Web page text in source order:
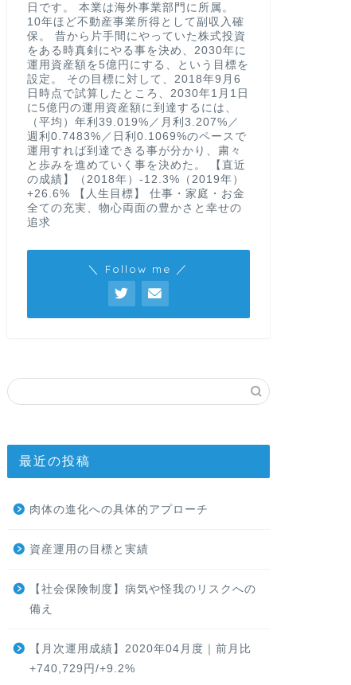
日です。 本業は海外事業部門に所属。
10年ほど不動産事業所得として副収入確
保。 昔から片手間にやっていた株式投資
をある時真剣にやる事を決め、2030年に
運用資産額を5億円にする、という目標を
設定。 その目標に対して、2018年9月6
日時点で試算したところ、2030年1月1日
に5億円の運用資産額に到達するには、
（平均）年利39.019%／月利3.207%／
週利0.7483%／日利0.1069%のペースで
運用すれば到達できる事が分かり、粛々
と歩みを進めていく事を決めた。 【直近
の成績】（2018年）-12.3%（2019年）
+26.6% 【人生目標】 仕事・家庭・お金
全ての充実、物心両面の豊かさと幸せの
追求
＼ Follow me ／
最近の投稿
肉体の進化への具体的アプローチ
資産運用の目標と実績
【社会保険制度】病気や怪我のリスクへの
備え
【月次運用成績】2020年04月度｜前月比
+740,729円/+9.2%